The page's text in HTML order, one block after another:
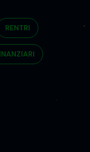
RENTRI